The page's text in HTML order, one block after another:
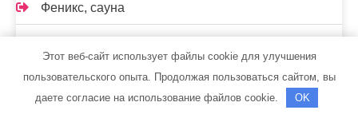
Феникс, сауна
Хамам, сауна
Этот веб-сайт использует файлы cookie для улучшения
пользовательского опыта. Продолжая пользоваться сайтом, вы
даете согласие на использование файлов cookie.
OK